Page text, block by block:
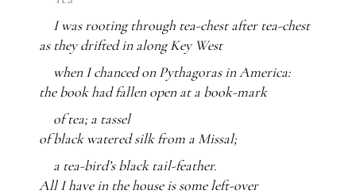
I was rooting through tea-chest after tea-chest
as they drifted in along Key West
when I chanced on Pythagoras in America:
the book had fallen open at a book-mark
of tea; a tassel
of black watered silk from a Missal;
a tea-bird’s black tail-feather.
All I have in the house is some left-over